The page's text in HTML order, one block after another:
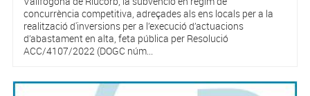
concurrència competitiva, adreçades als ens locals per a la
realització d'inversions per a l’execució d’actuacions
d’abastament en alta, feta pública per Resolució
ACC/4107/2022 (DOGC núm...